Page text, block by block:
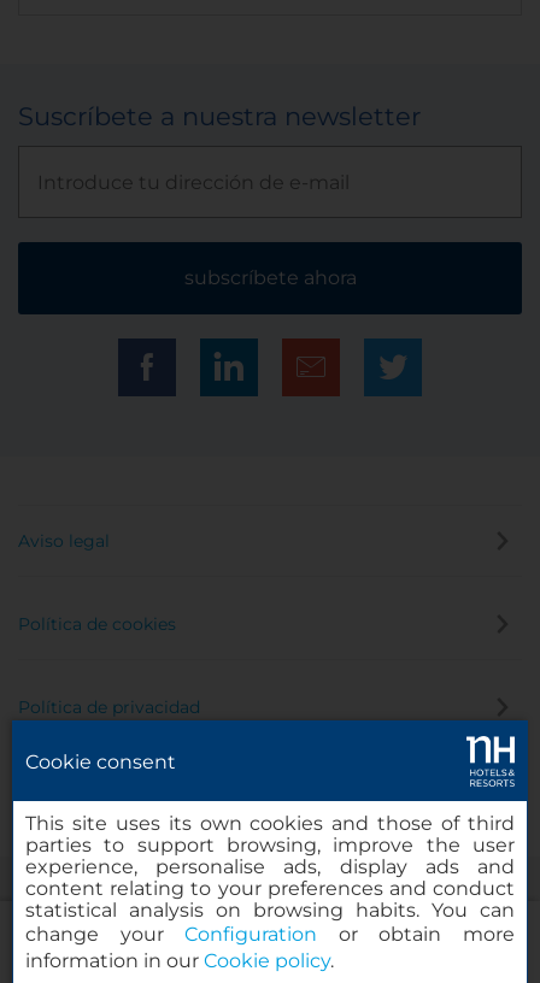
Suscríbete a nuestra newsletter
subscríbete ahora
Aviso legal
Política de cookies
Política de privacidad
Cookie consent
This site uses its own cookies and those of third
parties to support browsing, improve the user
experience, personalise ads, display ads and
content relating to your preferences and conduct
statistical analysis on browsing habits. You can
change yourConfiguration or obtain more
information in our Cookie policy.